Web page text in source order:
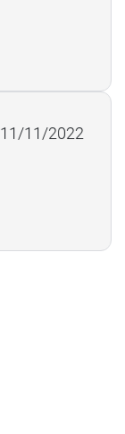
11/11/2022